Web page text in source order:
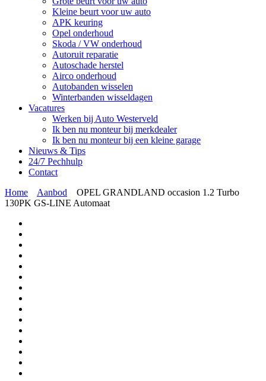
Kleine beurt voor uw auto
APK keuring
Opel onderhoud
Skoda / VW onderhoud
Autoruit reparatie
Autoschade herstel
Airco onderhoud
Autobanden wisselen
Winterbanden wisseldagen
Vacatures
Werken bij Auto Westerveld
Ik ben nu monteur bij merkdealer
Ik ben nu monteur bij een kleine garage
Nieuws & Tips
24/7 Pechhulp
Contact
Home
Aanbod
OPEL GRANDLAND occasion 1.2 Turbo
130PK GS-LINE Automaat